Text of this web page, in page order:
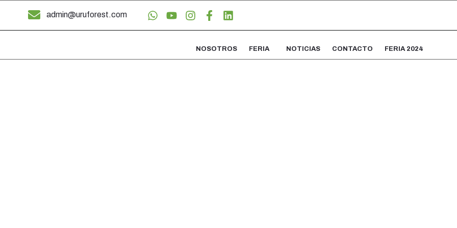
admin@uruforest.com
NOSOTROS FERIA NOTICIAS CONTACTO FERIA 2024